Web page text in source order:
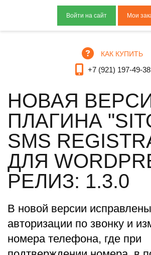
Мои
КАК КУПИТЬ
+7 (921) 197-49-38
НОВАЯ
ПЛАГИНА
SMS
ДЛЯ
РЕЛИЗ: 1.3.0
В новой версии
авторизации по звонку и
номера телефона, где при